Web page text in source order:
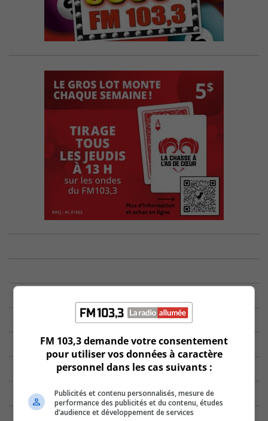
FM 103,3 demande votre consentement
pour utiliser vos données à caractère
personnel dans les cas suivants :
Publicités et contenu personnalisés, mesure de
performance des publicités et du contenu, études
d’audience et développement de services